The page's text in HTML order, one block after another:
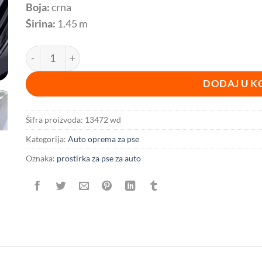
Boja:crna
Širina: 1.45 m
Prostirka za pse za zadnja sedišta BESPLATNA DOSTAVA
DODAJ U
Šifra proizvoda: 13472 wd
Kategorija: Auto oprema za pse
Oznaka: prostirka za pse za auto